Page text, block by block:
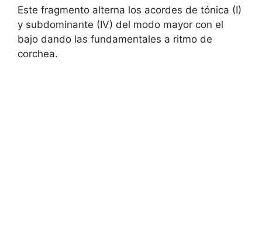
Este fragmento alterna los acordes de tónica (I)
y subdominante (IV) del modo mayor con el
bajo dando las fundamentales a ritmo de
corchea.